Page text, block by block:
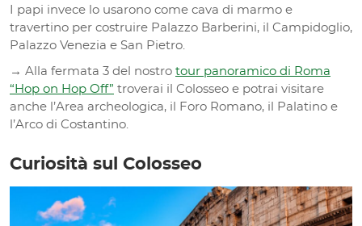
I papi invece lo usarono come cava di marmo e
travertino per costruire Palazzo Barberini, il Campidoglio,
Palazzo Venezia e San Pietro.
→ Alla fermata 3 del nostro tour panoramico di Roma
“Hop on Hop Off” troverai il Colosseo e potrai visitare
anche l’Area archeologica, il Foro Romano, il Palatino e
l’Arco di Costantino.
Curiosità sul Colosseo